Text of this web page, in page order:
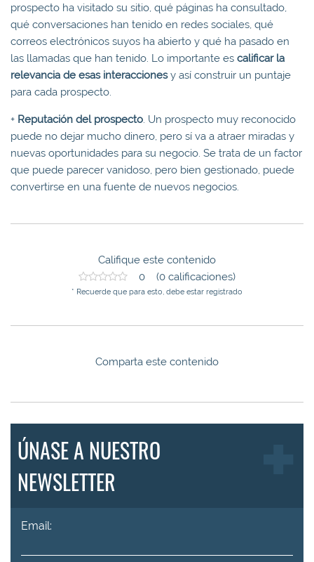
prospecto ha visitado su sitio, qué páginas ha consultado,
qué conversaciones han tenido en redes sociales, qué
correos electrónicos suyos ha abierto y qué ha pasado en
las llamadas que han tenido. Lo importante es calificar la
relevancia de esas interaccionesy así construir un puntaje
para cada prospecto.
+ Reputación del prospecto. Un prospecto muy reconocido
puede no dejar mucho dinero, pero sí va a atraer miradas y
nuevas oportunidades para su negocio. Se trata de un factor
que puede parecer vanidoso, pero bien gestionado, puede
convertirse en una fuente de nuevos negocios.
Califique este contenido
0 (0 calificaciones)
* Recuerde que para esto, debe estar registrado
Comparta este contenido
ÚNASE A NUESTRO
NEWSLETTER
Email: